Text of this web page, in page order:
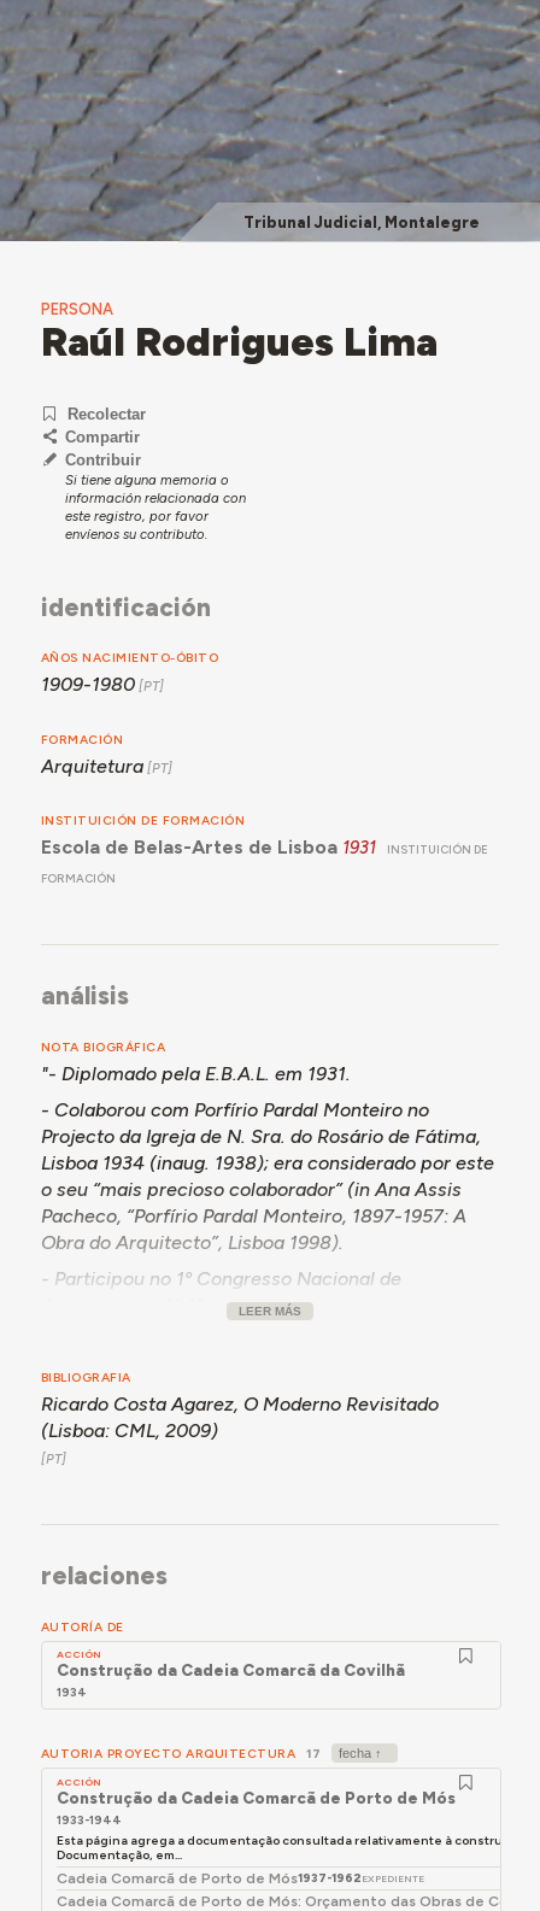
Tribunal Judicial, Montalegre
PERSONA
Raúl Rodrigues Lima
Recolectar
Compartir
Contribuir
Si tiene alguna memoria o
información relacionada con
este registro, por favor
envíenos su contributo.
identificación
AÑOS NACIMIENTO-ÓBITO
1909-1980
FORMACIÓN
Arquitetura
INSTITUICIÓN DE FORMACIÓN
Escola de Belas-Artes de Lisboa 1931 INSTITUICIÓN DE
FORMACIÓN
análisis
NOTA BIOGRÁFICA
"- Diplomado pela E.B.A.L. em 1931.
- Colaborou com Porfírio Pardal Monteiro no
Projecto da Igreja de N. Sra. do Rosário de Fátima,
Lisboa 1934 (inaug. 1938); era considerado por este
o seu “mais precioso colaborador” (in Ana Assis
Pacheco, “Porfírio Pardal Monteiro, 1897-1957: A
Obra do Arquitecto”, Lisboa 1998).
- Participou no 1º Congresso Nacional de
e Obras Públicas), para onde foi nomeado
Arquitecto Vogal em Junho de 1939, onde ficou até
1953. Especializado em arquitectura prisional e
estabelecimentos prisionais de diversa escala
penais), de 4 estabelecimentos tutelares de
território nacional. No campo dos edifícios e
estruturas para serviço público, e enquanto
arquitecto adjunto de comissões de obras em
edifícios públicos de segurança e controle (para
além da CCP, também coadjuvou as comissões das
Construções da Guarda Fiscal, da Guarda Nacional
Republicana e das Alfândegas), Rodrigues Lima
projectou um número significativo de edifícios para
quartéis e postos destes serviços, para além do
edifício-sede da Polícia Judiciária de Lisboa e de
estações de rádio e radiotelevisão e outros
LEER MÁS
BIBLIOGRAFIA
Ricardo Costa Agarez, O Moderno Revisitado
(Lisboa: CML, 2009)
relaciones
AUTORÍA DE
ACCIÓN
Construção da Cadeia Comarcã da Covilhã
1934
AUTORIA PROYECTO ARQUITECTURA 17
ACCIÓN
Construção da Cadeia Comarcã de Porto de Mós
1933-1944
Esta página agrega a documentação consultada relativamente à construção
Documentação, em...
Cadeia Comarcã de Porto de Mós1937-1962 EXPEDIENTE
Cadeia Comarcã de Porto de Mós: Orçamento das Obras de